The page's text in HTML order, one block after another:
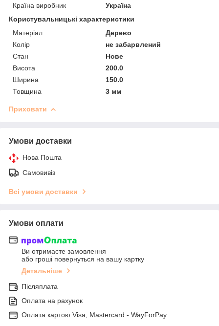
Країна виробник
Україна
Користувальницькі характеристики
Матеріал
Дерево
Колір
не забарвлений
Стан
Нове
Висота
200.0
Ширина
150.0
Товщина
3 мм
Приховати
Умови доставки
Нова Пошта
Самовивіз
Всі умови доставки
Умови оплати
Ви отримаєте замовлення
або гроші повернуться на вашу картку
Детальніше
Післяплата
Оплата на рахунок
Оплата картою Visa, Mastercard - WayForPay